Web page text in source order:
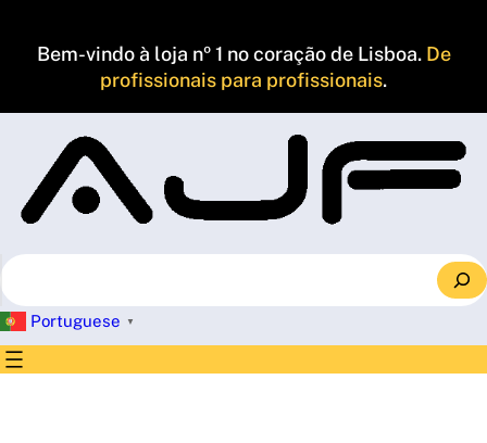
Bem-vindo à loja nº 1 no coração de Lisboa. De
profissionais para profissionais.
S
e
a
r
c
Portuguese ▼